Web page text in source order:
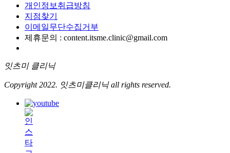
개인정보취급방침
지점찾기
이메일무단수집거부
제휴문의 : content.itsme.clinic@gmail.com
잇츠미 클리닉
Copyright 2022. 잇츠미클리닉 all rights reserved.